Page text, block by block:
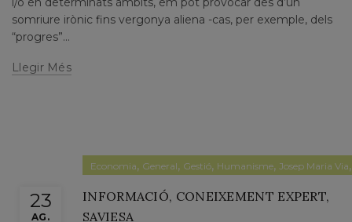
somriure irònic fins vergonya aliena -cas, per exemple, dels
“progres”...
Llegir Més
23
AG.
Economia, General, Gestió, Humanisme, Josep Maria Via
INFORMACIÓ, CONEIXEMENT EXPERT,
SAVIESA